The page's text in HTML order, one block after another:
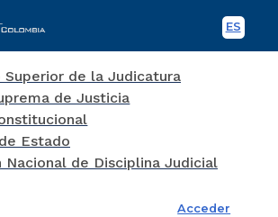
ES
Acceder